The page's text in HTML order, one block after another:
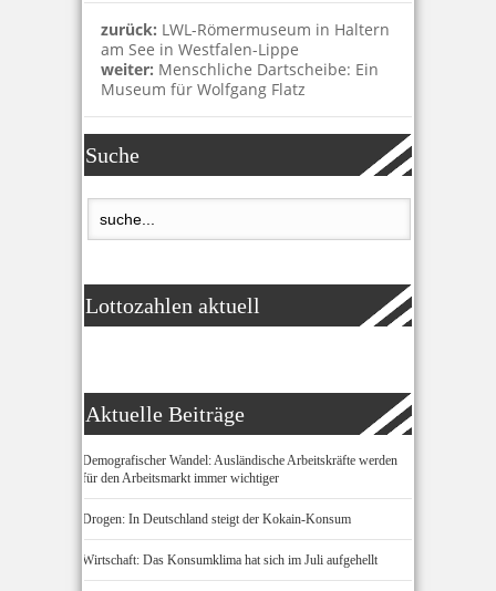
zurück: LWL-Römermuseum in Haltern
am See in Westfalen-Lippe
weiter: Menschliche Dartscheibe: Ein
Museum für Wolfgang Flatz
Suche
Lottozahlen aktuell
Aktuelle Beiträge
Demografischer Wandel: Ausländische Arbeitskräfte werden
für den Arbeitsmarkt immer wichtiger
Drogen: In Deutschland steigt der Kokain-Konsum
Wirtschaft: Das Konsumklima hat sich im Juli aufgehellt